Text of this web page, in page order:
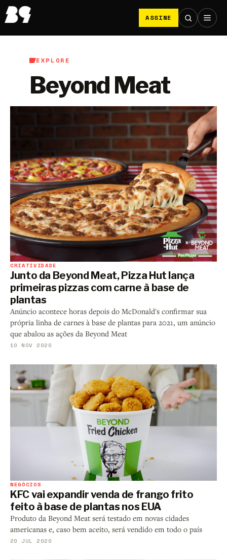
ASSINE
EXPLORE
Beyond Meat
CRIATIVIDADE
Junto da Beyond Meat, Pizza Hut lança
primeiras pizzas com carne à base de
plantas
Anúncio acontece horas depois do McDonald's confirmar sua
própria linha de carnes à base de plantas para 2021, um anúncio
que abalou as ações da Beyond Meat
10 NOV 2020
NEGÓCIOS
KFC vai expandir venda de frango frito
feito à base de plantas nos EUA
Produto da Beyond Meat será testado em novas cidades
americanas e, caso bem aceito, será vendido em todo o país
20 JUL 2020